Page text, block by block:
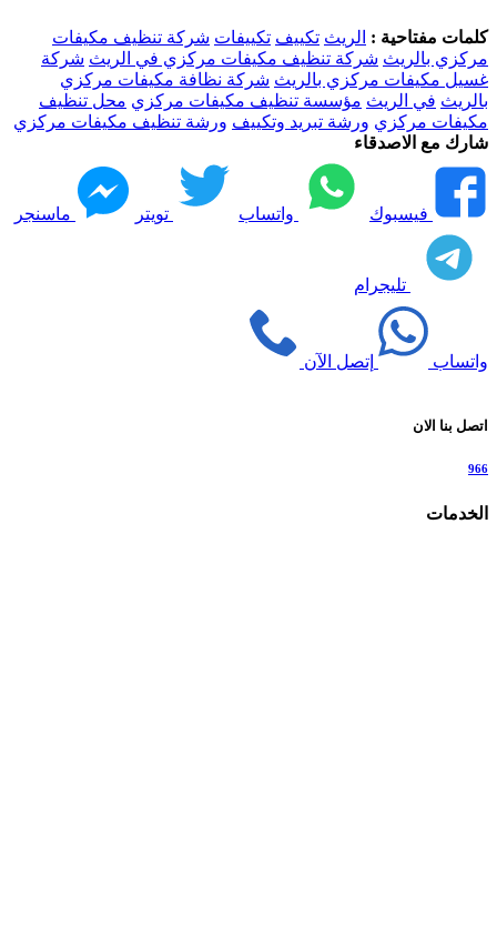
كلمات مفتاحية : الريث تكييف تكييفات شركة تنظيف مكيفات
مركزي بالريث شركة تنظيف مكيفات مركزي في الريث شركة
غسيل مكيفات مركزي بالريث شركة نظافة مكيفات مركزي
بالريث في الريث مؤسسة تنظيف مكيفات مركزي محل تنظيف
مكيفات مركزي ورشة تبريد وتكييف ورشة تنظيف مكيفات مركزي
شارك مع الاصدقاء
فيسبوك واتساب تويتر ماسنجر
تليجرام
واتساب إتصل الآن
اتصل بنا الان
966
الخدمات